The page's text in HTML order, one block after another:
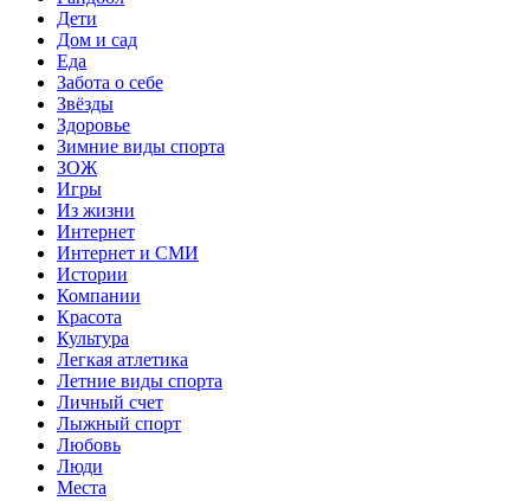
Дети
Дом и сад
Еда
Забота о себе
Звёзды
Здоровье
Зимние виды спорта
ЗОЖ
Игры
Из жизни
Интернет
Интернет и СМИ
Истории
Компании
Красота
Культура
Легкая атлетика
Летние виды спорта
Личный счет
Лыжный спорт
Любовь
Люди
Места